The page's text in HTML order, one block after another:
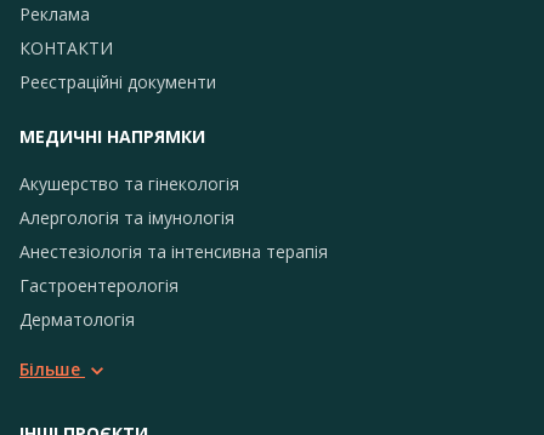
Реклама
КОНТАКТИ
Реєстраційні документи
МЕДИЧНІ НАПРЯМКИ
Акушерство та гінекологія
Алергологія та імунологія
Анестезіологія та інтенсивна терапія
Гастроентерологія
Дерматологія
Більше